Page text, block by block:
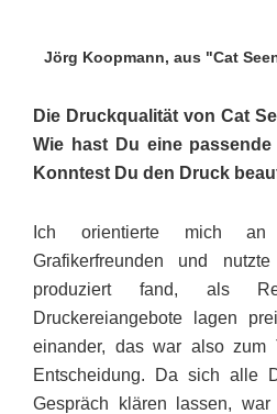
Jörg Koopmann, aus "Cat
Die Druckqualität von Cat
Wie hast Du eine
Konn­­test Du den Druck
Ich orientierte mich an
Grafikerfreunden und
produziert fand, als
Druckereiangebote lagen
einander, das war also zum
Entscheidung. Da sich alle
Gespräch klären lassen,